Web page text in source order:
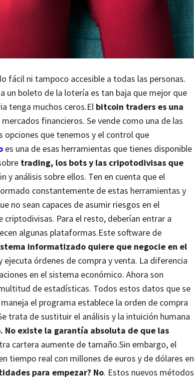
fácil ni tampoco accesible a todas las personas.
un boleto de la lotería es tan baja que mejor que
tenga muchos ceros.El bitcoin traders es una
financieros. Se vende como una de las
que tenemos y el control que
es una de esas herramientas que tienes disponible
trading, los bots y las cripotodivisas que
y análisis sobre ellos. Ten en cuenta que el
constantemente de estas herramientas y
no sean capaces de asumir riesgos en el
Para el resto, deberían entrar a
algunas plataformas.Este software de
informatizado quiere que negocie en el
órdenes de compra y venta. La diferencia
en el sistema económico. Ahora son
de estadísticas. Todos estos datos que se
el programa establece la orden de compra
trata de sustituir el análisis y la intuición humana
No existe la garantía absoluta de que las
cartera aumente de tamaño.Sin embargo, el
tiempo real con millones de euros y de dólares en
para empezar? No. Estos nuevos métodos